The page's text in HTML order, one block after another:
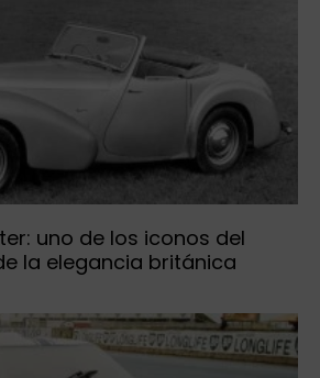
uno de los iconos del
la elegancia británica